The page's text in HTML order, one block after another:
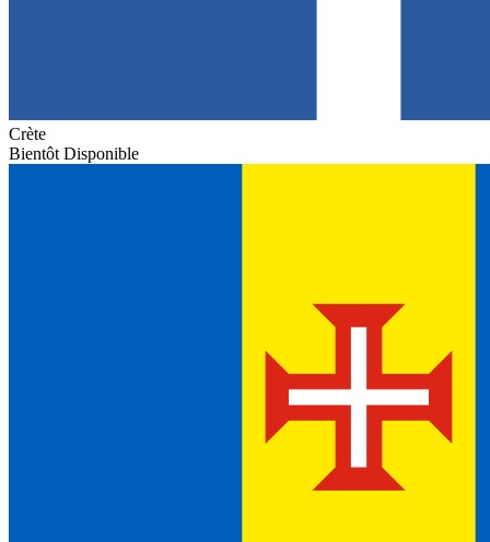
Crète
Bientôt Disponible